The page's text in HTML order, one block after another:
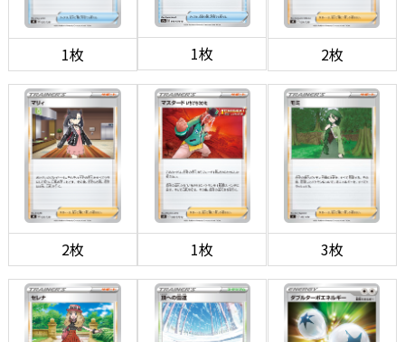
1枚 1枚 2枚
2枚 1枚 3枚